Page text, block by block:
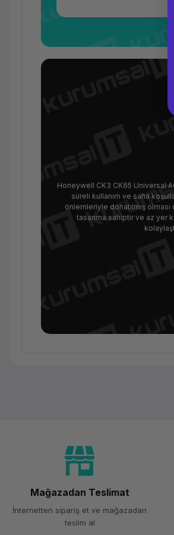
Honeywell CK3 CK65 Universal
süreli kullanım ve saha
önlemleriyle donatılmış
tasarıma sahiptir ve az yer
Mağazadan Teslimat
İnternetten sipariş et ve mağazadan
teslim al